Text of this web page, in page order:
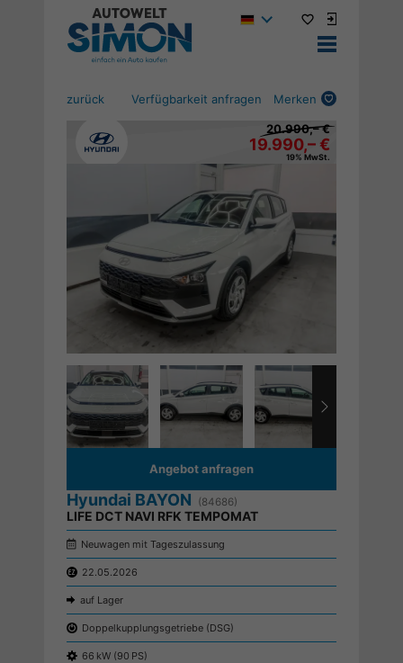
zurück Verfügbarkeit anfragen Merken
20.990,– €
19.990,– €
19% MwSt.
Angebot anfragen
(84686)
Hyundai BAYON
LIFE DCT NAVI RFK TEMPOMAT
Neuwagen mit Tageszulassung
22.05.2026
auf Lager
Doppelkupplungsgetriebe (DSG)
66 kW (90 PS)